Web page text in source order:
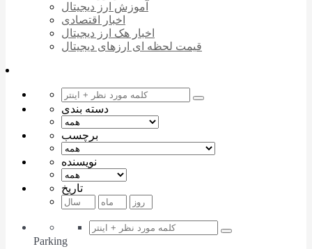
آموزش ارز دیجیتال
اخبار اقتصادی
اخبار هک ارز دیجیتال
قیمت لحظه ای ارزهای دیجیتال
دسته بندی
برچسب
نویسنده
تاریخ
Parking